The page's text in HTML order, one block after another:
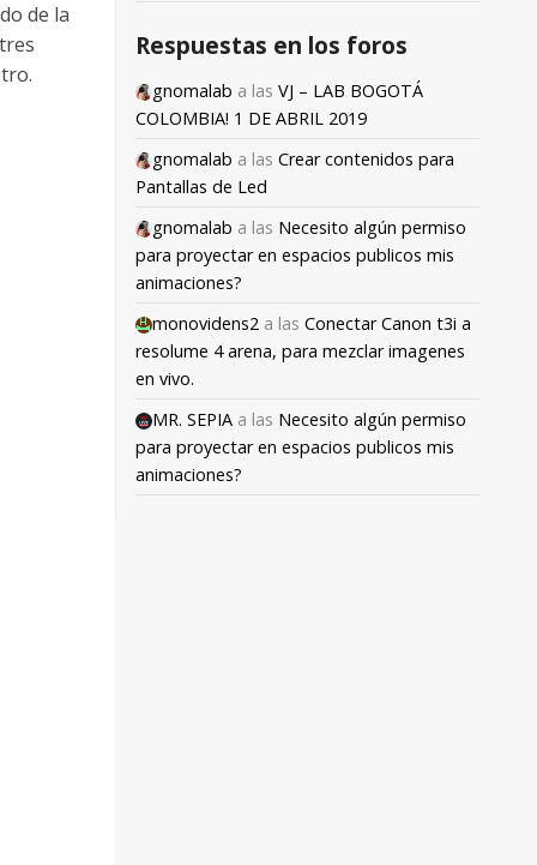
de la
Respuestas en los foros
gnomalab a las VJ – LAB BOGOTÁ
COLOMBIA! 1 DE ABRIL 2019
gnomalab a las Crear contenidos para
Pantallas de Led
gnomalab a las Necesito algún permiso
para proyectar en espacios publicos mis
animaciones?
monovidens2 a las Conectar Canon t3i a
resolume 4 arena, para mezclar imagenes
en vivo.
MR. SEPIA a las Necesito algún permiso
para proyectar en espacios publicos mis
animaciones?